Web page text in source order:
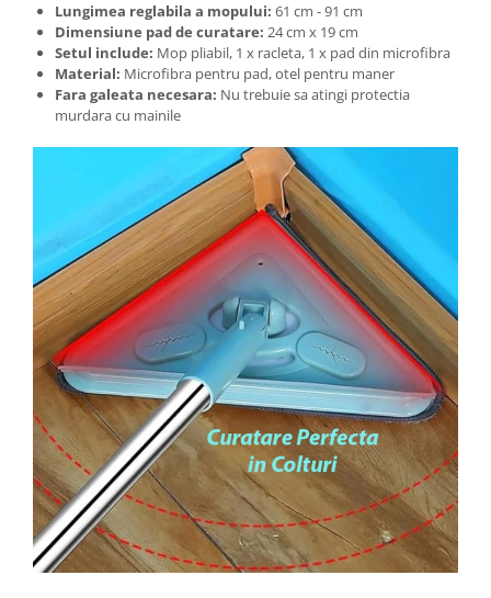
Lungimea reglabila a mopului: 61 cm - 91 cm
Dimensiune pad de curatare: 24 cm x 19 cm
Setul include: Mop pliabil, 1 x racleta, 1 x pad din microfibra
Material: Microfibra pentru pad, otel pentru maner
Fara galeata necesara: Nu trebuie sa atingi protectia
murdara cu mainile